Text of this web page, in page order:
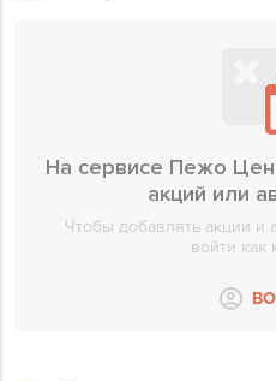
На сервисе Пежо
акций или
Чтобы добавлять акции и
войти как